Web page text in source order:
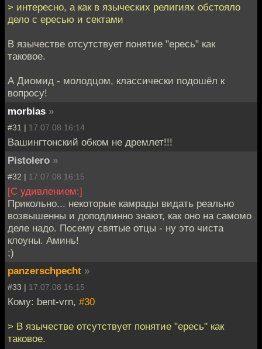
> интересно, а как в языческих религиях обстояло
дело с ересью и сектами
В язычестве отсутствует понятие "ересь" как
таковое.
А Диомид - молодцом, классически подошёл к
вопросу!
morbias »
#31 | 17.07.08 16:14
Вашингтонский обком не дремлет!!!
Pistolero »
#32 | 17.07.08 16:15
[C удивлением:]
Прикольно... некоторые камрады видать реально
возвышенны и доподлинно знают, как оно на самомо
деле надо. Посему святые отцы - ну это чиста
клоуны. Аминь!
;)
panzerschpecht »
#33 | 17.07.08 16:15
Кому: bent-vrn, #30
> В язычестве отсутствует понятие "ересь" как
таковое.